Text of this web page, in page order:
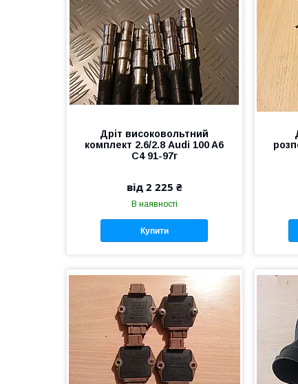
Дріт високовольтний
комплект 2.6/2.8 Audi 100 A6
C4 91-97г
від 2 225 ₴
В наявності
Купити